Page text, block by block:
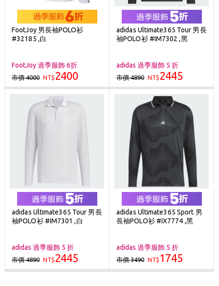
FootJoy 男長袖POLO衫
#32185 ,白
FootJoy 過季服飾 6折
市價 4000 NT$ 2400
adidas Ultimate365 Tour 男長
袖POLO衫 #IM7302 ,黑
adidas 過季服飾 5 折
市價 4890 NT$ 2445
adidas Ultimate365 Tour 男長
袖POLO衫 #IM7301 ,白
adidas 過季服飾 5 折
市價 4890 NT$ 2445
adidas Ultimate365 Sport 男
長袖POLO衫 #IX7774 ,黑
adidas 過季服飾 5 折
市價 3490 NT$ 1745